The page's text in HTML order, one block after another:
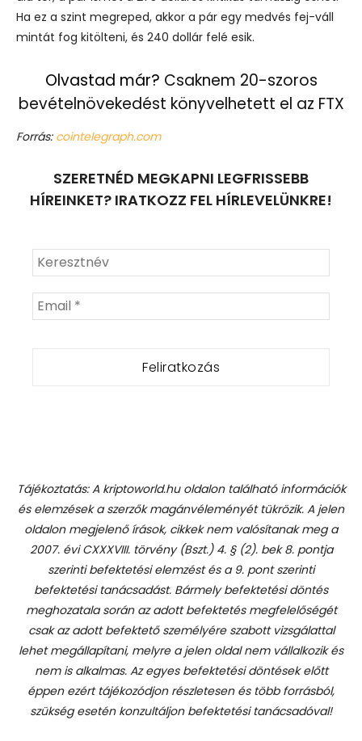
Ha ez a szint megreped, akkor a pár egy medvés fej-váll
mintát fog kitölteni, és 240 dollár felé esik.
Olvastad már? Csaknem 20-szoros
bevételnövekedést könyvelhetett el az FTX
Forrás: cointelegraph.com
SZERETNÉD MEGKAPNI LEGFRISSEBB
HÍREINKET? IRATKOZZ FEL HÍRLEVELÜNKRE!
Tájékoztatás: A kriptoworld.hu oldalon található információk
és elemzések a szerzők magánvéleményét tükrözik. A jelen
oldalon megjelenő írások, cikkek nem valósítanak meg a
2007. évi CXXXVIII. törvény (Bszt.) 4. § (2). bek 8. pontja
szerinti befektetési elemzést és a 9. pont szerinti
befektetési tanácsadást. Bármely befektetési döntés
meghozatala során az adott befektetés megfelelőségét
csak az adott befektető személyére szabott vizsgálattal
lehet megállapítani, melyre a jelen oldal nem vállalkozik és
nem is alkalmas. Az egyes befektetési döntések előtt
éppen ezért tájékozódjon részletesen és több forrásból,
szükség esetén konzultáljon befektetési tanácsadóval!